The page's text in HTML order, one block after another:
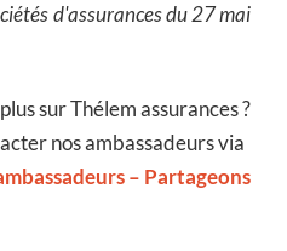
d'assurances du 27 mai
sur Thélem assurances ?
nos ambassadeurs via
– Partageons